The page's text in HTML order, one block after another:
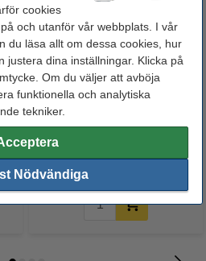
cookies
och utanför vår webbplats. I vår
du läsa allt om dessa cookies, hur
justera dina inställningar. Klicka på
Om du väljer att avböja
funktionella och analytiska
tekniker.
Nödvändiga
|
HP 142A (W1420A) svart toner
550 kr Inkl. 25% Moms